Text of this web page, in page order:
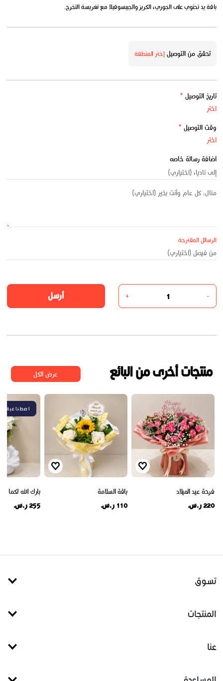
باقة يد تحتوي على الجوري، الكريز والجيبسوفيلا مع تغريسة التخرج.
تحقق من التوصيلإختر المنطقة
تاريخ التوصيل *
وقت التوصيل *
اضافة رسالة خاصه
الرسائل المقترحة
-
+ أرسل
منتجات أخرى من البائع عرض الكل
فرحة عيد الميلاد
220 ر.س.
باقة السلامة
110 ر.س.
اصطناعية
بارك الله لكما
255 ر.س.
تسوق
المنتجات
عنا